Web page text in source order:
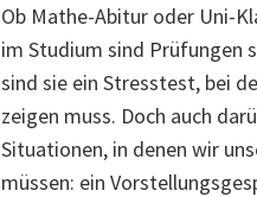
Ob Mathe-Abitur oder Uni-
im Studium sind Prüfungen
sind sie ein Stresstest, bei
zeigen muss. Doch auch
Situationen, in denen wir
müssen: ein